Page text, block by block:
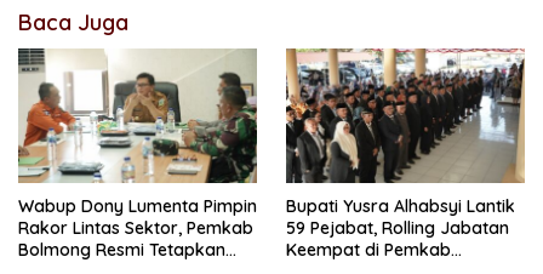
Baca Juga
Wabup Dony Lumenta Pimpin
Rakor Lintas Sektor, Pemkab
Bolmong Resmi Tetapkan
Bupati Yusra Alhabsyi Lantik
59 Pejabat, Rolling Jabatan
Keempat di Pemkab